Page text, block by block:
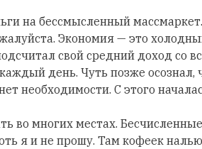
на бессмысленный
Экономия — это
свой средний доход со
день. Чуть позже осознал,
необходимости. С этого
во многих местах.
я и не прошу. Там кофеек